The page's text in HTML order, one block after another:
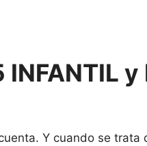
y
Y cuando se trata